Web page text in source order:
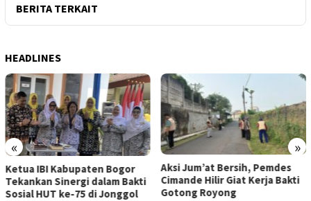
BERITA TERKAIT
HEADLINES
« »
Bogor
Bakti
Jonggol
Aksi Jum’at Bersih, Pemdes
Cimande Hilir Giat Kerja Bakti
Gotong Royong
Prof. Eggi
Penyidik Tidak
Jemput Paksa